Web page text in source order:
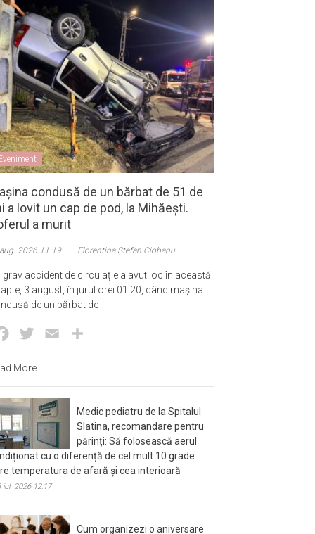
condusă de un bărbat de 51 de
a lovit un cap de pod, la Mihăești.
a murit
2026 11:19 Florentina Ștefan Ciobanu
grav accident de circulație a avut loc în această
3 august, în jurul orei 01.20, când mașina
de un bărbat de
Facebook
Twitter Email
More
Medic pediatru de la Spitalul
Slatina, recomandare pentru
părinți: Să folosească aerul
cu o diferență de cel mult 10 grade
temperatura de afară și cea interioară
iul. 2026 12:17
Cum organizezi o aniversare